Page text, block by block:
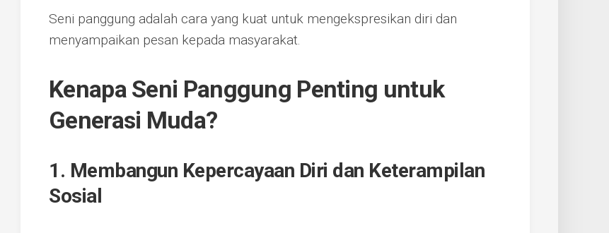
Seni panggung adalah cara yang kuat untuk mengekspresikan diri dan
menyampaikan pesan kepada masyarakat.
Kenapa Seni Panggung Penting untuk
Generasi Muda?
1. Membangun Kepercayaan Diri dan Keterampilan
Sosial